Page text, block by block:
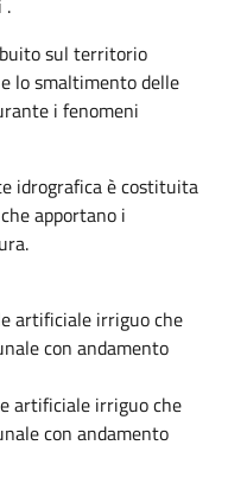
sul territorio
lo smaltimento delle
i fenomeni
idrografica è costituita
apportano i
artificiale irriguo che
con andamento
artificiale irriguo che
con andamento